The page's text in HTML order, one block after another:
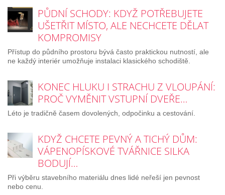
PŮDNÍ SCHODY: KDYŽ POTŘEBUJETE
UŠETŘIT MÍSTO, ALE NECHCETE DĚLAT
KOMPROMISY
Přístup do půdního prostoru bývá často praktickou nutností, ale
ne každý interiér umožňuje instalaci klasického schodiště.
KONEC HLUKU I STRACHU Z VLOUPÁNÍ:
PROČ VYMĚNIT VSTUPNÍ DVEŘE…
Léto je tradičně časem dovolených, odpočinku a cestování.
KDYŽ CHCETE PEVNÝ A TICHÝ DŮM:
VÁPENOPÍSKOVÉ TVÁŘNICE SILKA
BODUJÍ…
Při výběru stavebního materiálu dnes lidé neřeší jen pevnost
nebo cenu.